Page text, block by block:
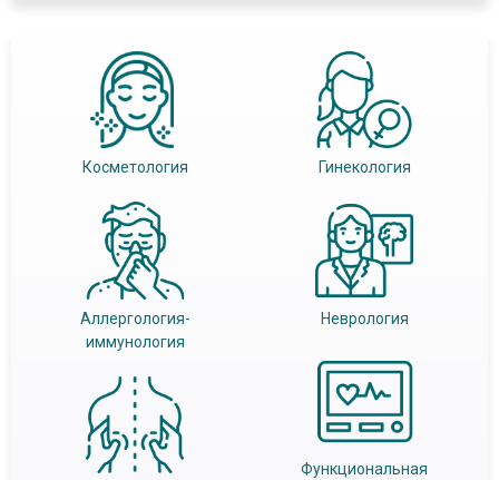
Косметология
Аллергология-
иммунология
Гинекология
Неврология
Функциональная